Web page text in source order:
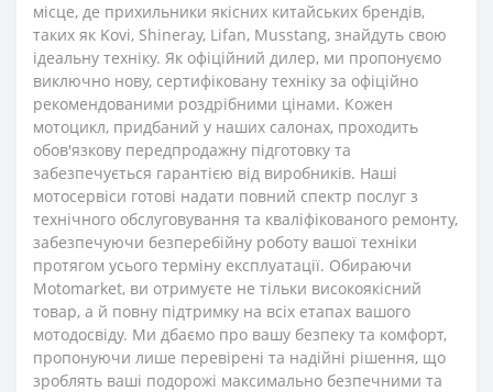
місце, де прихильники якісних китайських брендів,
таких як Kovi, Shineray, Lifan, Musstang, знайдуть свою
ідеальну техніку. Як офіційний дилер, ми пропонуємо
виключно нову, сертифіковану техніку за офіційно
рекомендованими роздрібними цінами. Кожен
мотоцикл, придбаний у наших салонах, проходить
обов'язкову передпродажну підготовку та
забезпечується гарантією від виробників. Наші
мотосервіси готові надати повний спектр послуг з
технічного обслуговування та кваліфікованого ремонту,
забезпечуючи безперебійну роботу вашої техніки
протягом усього терміну експлуатації. Обираючи
Motomarket, ви отримуєте не тільки високоякісний
товар, а й повну підтримку на всіх етапах вашого
мотодосвіду. Ми дбаємо про вашу безпеку та комфорт,
пропонуючи лише перевірені та надійні рішення, що
зроблять ваші подорожі максимально безпечними та